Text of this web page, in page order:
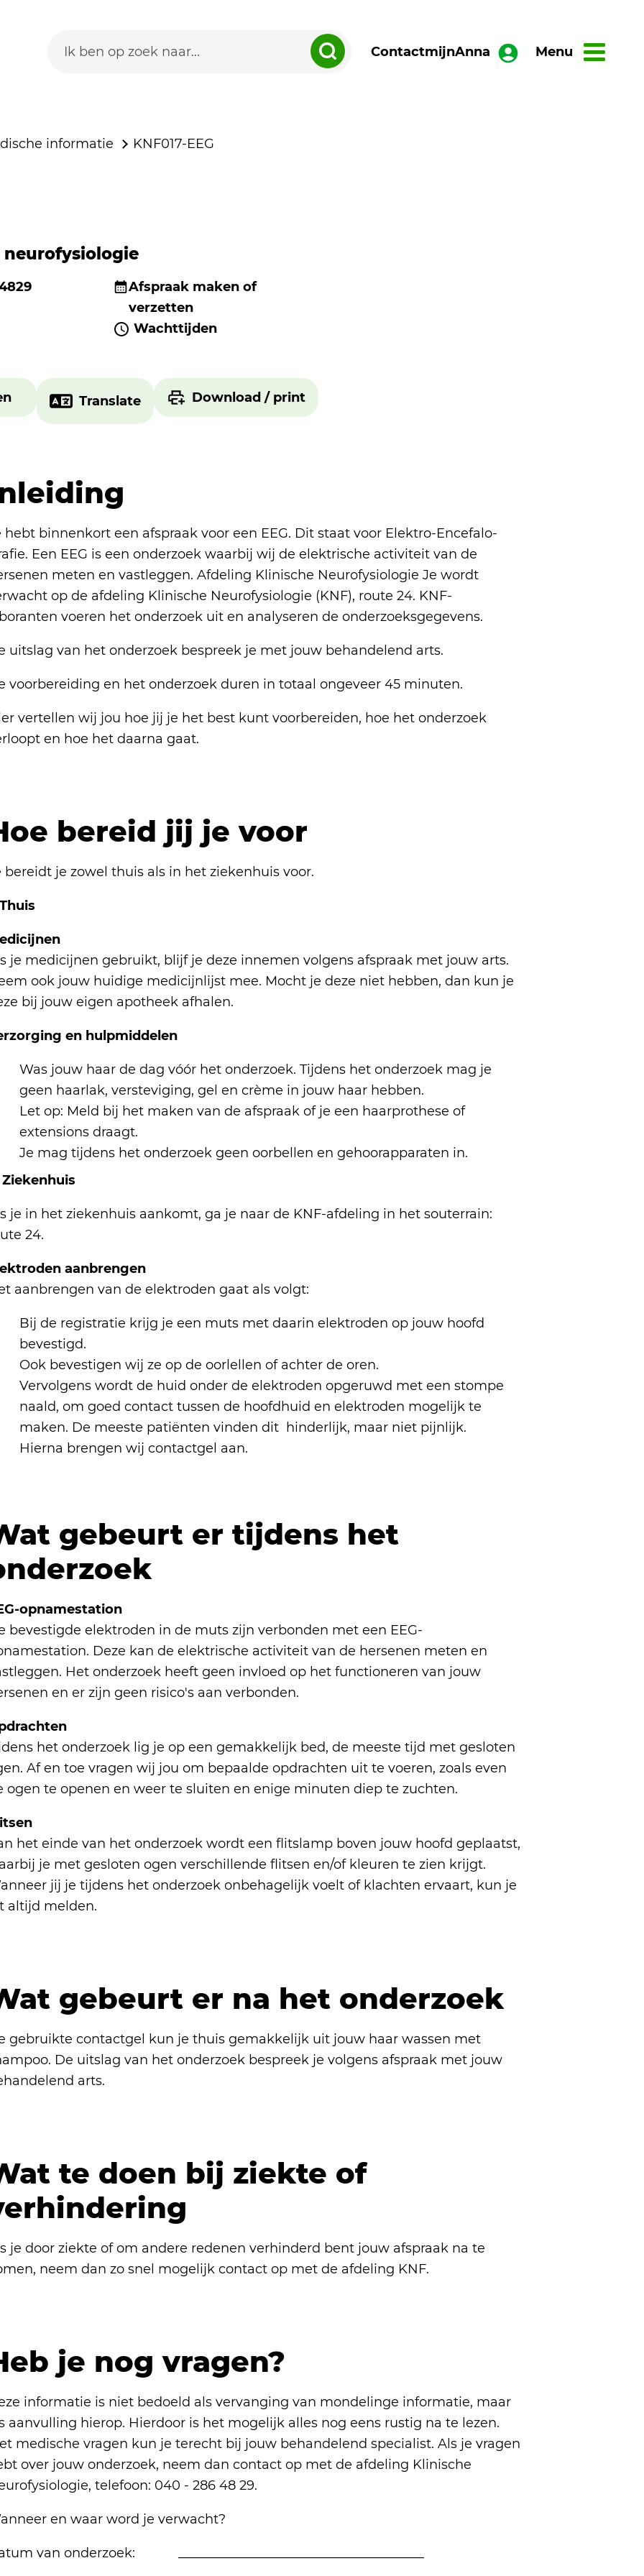
ContactmijnAnna Menu
informatie KNF017-EEG
Afspraak maken of
verzetten
Wachttijden
Translate Download / print
hebt binnenkort een afspraak voor een EEG. Dit staat voor Elektro-Encefalo-
Een EEG is een onderzoek waarbij wij de elektrische activiteit van de
meten en vastleggen. Afdeling Klinische Neurofysiologie Je wordt
op de afdeling Klinische Neurofysiologie (KNF), route 24. KNF-
voeren het onderzoek uit en analyseren de onderzoeksgegevens.
uitslag van het onderzoek bespreek je met jouw behandelend arts.
voorbereiding en het onderzoek duren in totaal ongeveer 45 minuten.
vertellen wij jou hoe jij je het best kunt voorbereiden, hoe het onderzoek
en hoe het daarna gaat.
bereid jij je voor
bereidt je zowel thuis als in het ziekenhuis voor.
je medicijnen gebruikt, blijf je deze innemen volgens afspraak met jouw arts.
ook jouw huidige medicijnlijst mee. Mocht je deze niet hebben, dan kun je
bij jouw eigen apotheek afhalen.
en hulpmiddelen
Was jouw haar de dag vóór het onderzoek. Tijdens het onderzoek mag je
geen haarlak, versteviging, gel en crème in jouw haar hebben.
Let op: Meld bij het maken van de afspraak of je een haarprothese of
extensions draagt.
Je mag tijdens het onderzoek geen oorbellen en gehoorapparaten in.
Ziekenhuis
je in het ziekenhuis aankomt, ga je naar de KNF-afdeling in het souterrain:
24.
aanbrengen
aanbrengen van de elektroden gaat als volgt:
Bij de registratie krijg je een muts met daarin elektroden op jouw hoofd
bevestigd.
Ook bevestigen wij ze op de oorlellen of achter de oren.
Vervolgens wordt de huid onder de elektroden opgeruwd met een stompe
naald, om goed contact tussen de hoofdhuid en elektroden mogelijk te
maken. De meeste patiënten vinden dit hinderlijk, maar niet pijnlijk.
Hierna brengen wij contactgel aan.
gebeurt er tijdens het
opnamestation
bevestigde elektroden in de muts zijn verbonden met een EEG-
Deze kan de elektrische activiteit van de hersenen meten en
Het onderzoek heeft geen invloed op het functioneren van jouw
en er zijn geen risico's aan verbonden.
het onderzoek lig je op een gemakkelijk bed, de meeste tijd met gesloten
Af en toe vragen wij jou om bepaalde opdrachten uit te voeren, zoals even
ogen te openen en weer te sluiten en enige minuten diep te zuchten.
het einde van het onderzoek wordt een flitslamp boven jouw hoofd geplaatst,
je met gesloten ogen verschillende flitsen en/of kleuren te zien krijgt.
jij je tijdens het onderzoek onbehagelijk voelt of klachten ervaart, kun je
altijd melden.
gebeurt er na het onderzoek
gebruikte contactgel kun je thuis gemakkelijk uit jouw haar wassen met
De uitslag van het onderzoek bespreek je volgens afspraak met jouw
arts.
te doen bij ziekte of
je door ziekte of om andere redenen verhinderd bent jouw afspraak na te
neem dan zo snel mogelijk contact op met de afdeling KNF.
je nog vragen?
informatie is niet bedoeld als vervanging van mondelinge informatie, maar
aanvulling hierop. Hierdoor is het mogelijk alles nog eens rustig na te lezen.
medische vragen kun je terecht bij jouw behandelend specialist. Als je vragen
over jouw onderzoek, neem dan contact op met de afdeling Klinische
telefoon: 040 - 286 48 29.
en waar word je verwacht?
van onderzoek: ______________________________________